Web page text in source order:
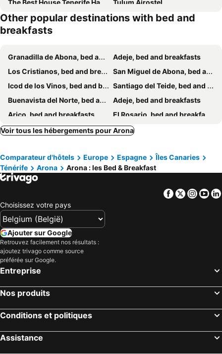
The Best House Tenerife Habitaciones Compartidas
Tulum Airostel
B&B Casa Domvs
Concept Rooms
Fat Hill Finca
Other popular destinations with bed and
breakfasts
Granadilla de Abona, bed and breakfasts
Adeje, bed and breakfasts
Los Cristianos, bed and breakfasts
San Miguel de Abona, bed and breakfasts
Icod de los Vinos, bed and breakfasts
Santiago del Teide, bed and breakfasts
Buenavista del Norte, bed and breakfasts
Adeje, bed and breakfasts
Arico, bed and breakfasts
El Rosario, bed and breakfasts
Candelaria, bed and breakfasts
Garachico, bed and breakfasts
Fasnia, bed and breakfasts
Voir tous les hébergements pour Arona
Comparateur d'hôtels Europe Espagne
Îles Canaries
Ténérife
Arona Arona : les Bed & Breakfast
Facebook
Twitter
Choisissez votre pays
Ajouter sur Google
Retrouvez facilement nos résultats :
ajoutez trivago comme source
préférée sur Google.
Entreprise
Nos produits
Conditions et politiques
Assistance